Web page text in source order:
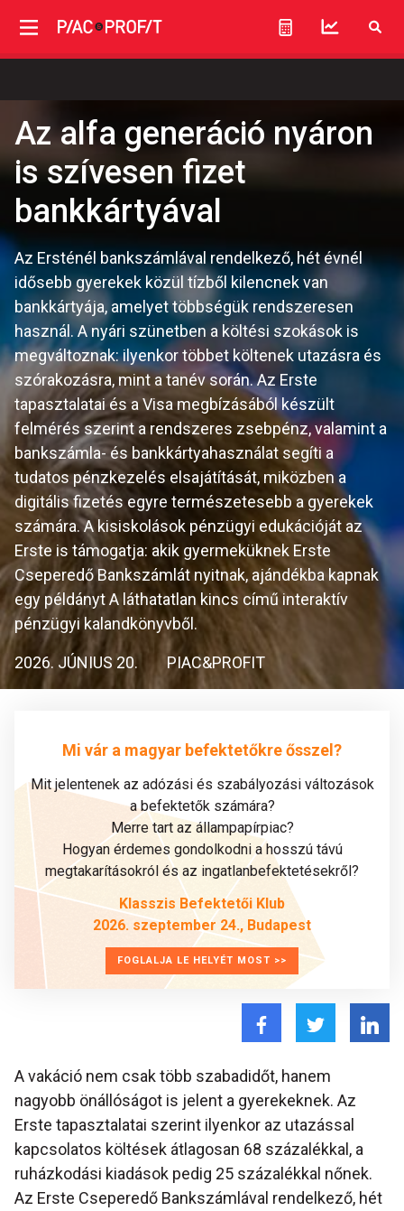
Az alfa generáció nyáron
is szívesen fizet
bankkártyával
Az Ersténél bankszámlával rendelkező, hét évnél
idősebb gyerekek közül tízből kilencnek van
bankkártyája, amelyet többségük rendszeresen
használ. A nyári szünetben a költési szokások is
megváltoznak: ilyenkor többet költenek utazásra és
szórakozásra, mint a tanév során. Az Erste
tapasztalatai és a Visa megbízásából készült
felmérés szerint a rendszeres zsebpénz, valamint a
bankszámla- és bankkártyahasználat segíti a
tudatos pénzkezelés elsajátítását, miközben a
digitális fizetés egyre természetesebb a gyerekek
számára. A kisiskolások pénzügyi edukációját az
Erste is támogatja: akik gyermeküknek Erste
Cseperedő Bankszámlát nyitnak, ajándékba kapnak
egy példányt A láthatatlan kincs című interaktív
pénzügyi kalandkönyvből.
2026. JÚNIUS 20. PIAC&PROFIT
Mi vár a magyar befektetőkre ősszel?
Mit jelentenek az adózási és szabályozási változások
a befektetők számára?
Merre tart az állampapírpiac?
Hogyan érdemes gondolkodni a hosszú távú
megtakarításokról és az ingatlanbefektetésekről?
Klasszis Befektetői Klub
2026. szeptember 24., Budapest
FOGLALJA LE HELYÉT MOST >>
A vakáció nem csak több szabadidőt, hanem
nagyobb önállóságot is jelent a gyerekeknek. Az
Erste tapasztalatai szerint ilyenkor az utazással
kapcsolatos költések átlagosan 68 százalékkal, a
ruházkodási kiadások pedig 25 százalékkal nőnek.
Az Erste Cseperedő Bankszámlával rendelkező, hét